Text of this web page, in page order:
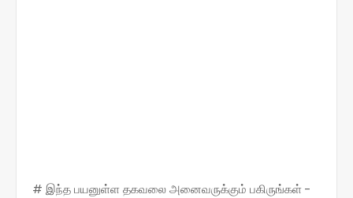
# இந்த பயனுள்ள தகவலை அனைவருக்கும் பகிருங்கள் -